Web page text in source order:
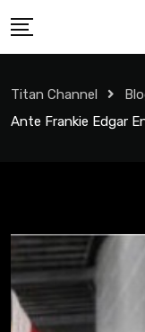
Titan Channel
Ante Frankie Edgar